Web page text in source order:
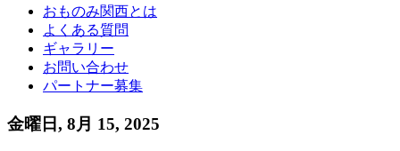
おものみ関西とは
よくある質問
ギャラリー
お問い合わせ
パートナー募集
金曜日, 8月 15, 2025